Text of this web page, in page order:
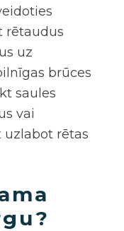
rētaudus
uz
brūces
saules
vai
uzlabot rētas